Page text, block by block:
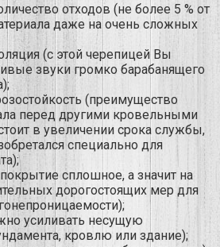
отходов (не более 5 % от
даже на очень сложных
(с этой черепицей Вы
звуки громко барабанящего
(преимущество
перед другими кровельными
в увеличении срока службы,
специально для
сплошное, а значит на
дорогостоящих мер для
усиливать несущую
кровлю или здание);